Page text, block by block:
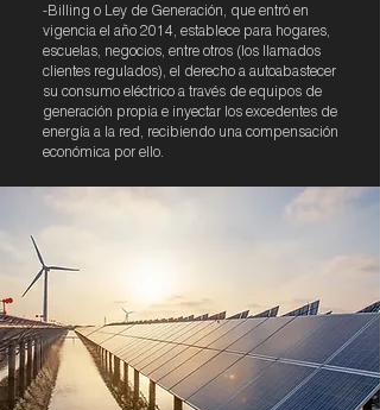
-Billing o Ley de Generación, que entró en
vigencia el año 2014, establece para hogares,
escuelas, negocios, entre otros (los llamados
clientes regulados), el derecho a autoabastecer
su consumo eléctrico a través de equipos de
generación propia e inyectar los excedentes de
energía a la red, recibiendo una compensación
económica por ello.